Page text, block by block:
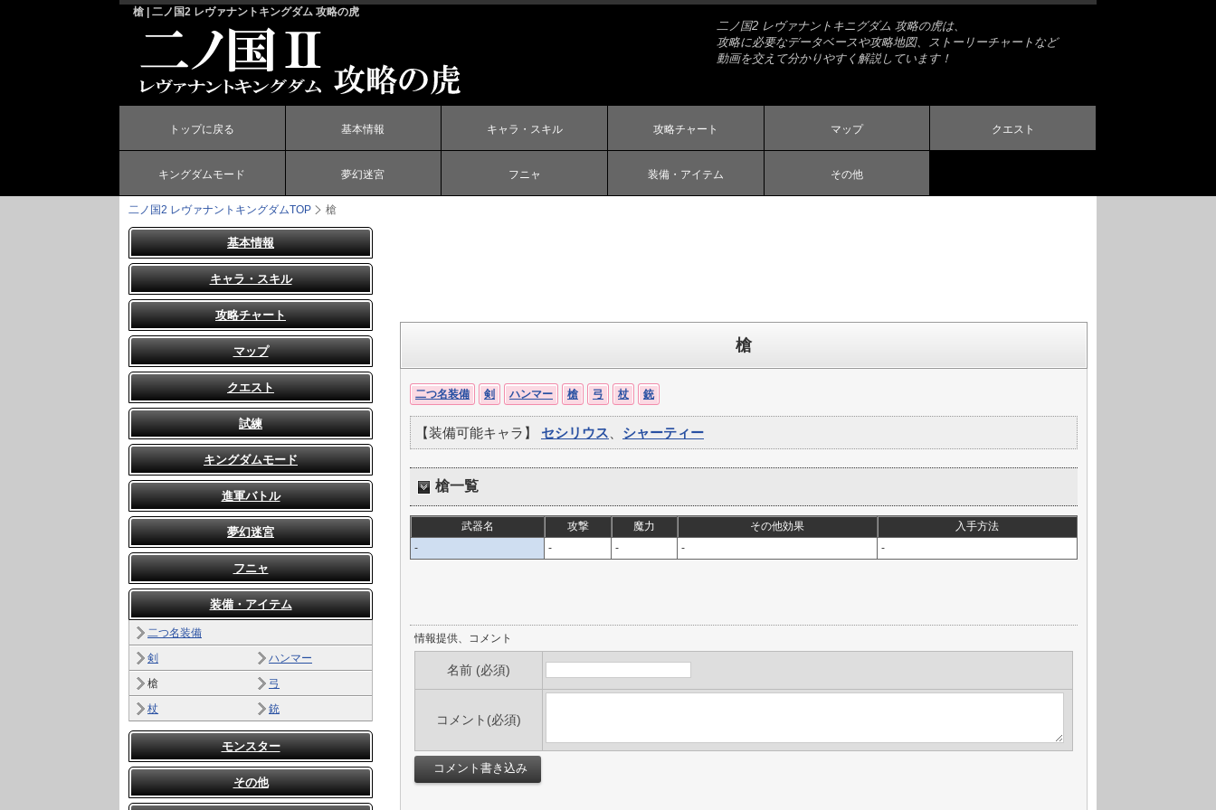
槍 | 二ノ国2 レヴァナントキングダム 攻略の虎
二ノ国2 レヴァナントキニグダム 攻略の虎は、
攻略に必要なデータベースや攻略地図、ストーリーチャートなど
動画を交えて分かりやすく解説しています！
トップに戻る 基本情報 キャラ・スキル 攻略チャート マップ クエスト
キングダムモード 夢幻迷宮 フニャ 装備・アイテム その他
二ノ国2 レヴァナントキングダムTOP 槍
槍
二つ名装備 剣 ハンマー 槍 弓 杖 銃
【装備可能キャラ】 セシリウス シャーティー
槍一覧
武器名 攻撃 魔力 その他効果
入手方法
-
- - - -
情報提供、コメント
名前 (必須)
コメント(必須)
基本情報
キャラ・スキル
攻略チャート
マップ
クエスト
試練
キングダムモード
進軍バトル
夢幻迷宮
フニャ
装備・アイテム
二つ名装備
剣
ハンマー
槍
弓
杖
銃
モンスター
その他